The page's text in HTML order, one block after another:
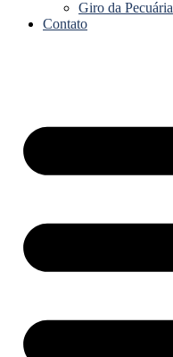
Giro da Pecuária
Contato